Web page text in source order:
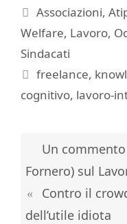
Categorie
Associazioni,
Welfare, Lavoro,
Sindacati
Tag
freelance,
cognitivo, lavoro-
Un
Fornero) sul
Contro il
dell’utile idiota